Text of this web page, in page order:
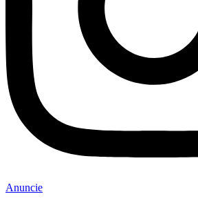
Anuncie